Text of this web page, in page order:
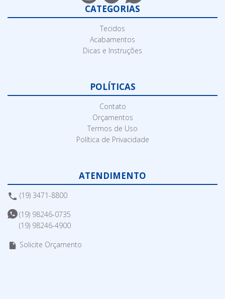
CATEGORIAS
Tecidos
Acabamentos
Dicas e Instruções
POLÍTICAS
Contato
Orçamentos
Termos de Uso
Política de Privacidade
ATENDIMENTO
(19) 3471-8800
(19) 98246-0735
(19) 98246-4900
Solicite Orçamento